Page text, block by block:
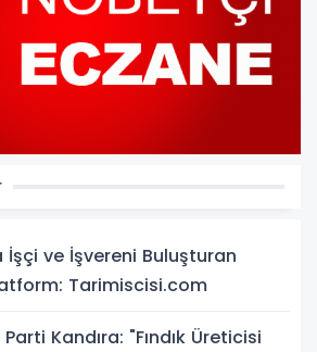
İşçi ve İşvereni Buluşturan
Tarimiscisi.com
Kandıra: "Fındık Üreticisi